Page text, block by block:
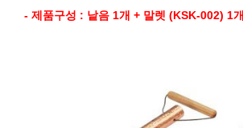
- 제품구성 : 낱음 1개 + 말렛 (KSK-002) 1개